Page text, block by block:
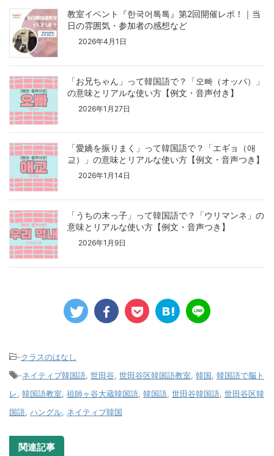
教室イベント『한국어톡톡』第2回開催レポ！｜当
日の雰囲気・参加者の感想など
2026年4月1日
「お兄ちゃん」って韓国語で？「오빠（オッパ）」
の意味とリアルな使い方【例文・音声付き】
2026年1月27日
「愛嬌を振りまく」って韓国語で？「エギョ（애
교）」の意味とリアルな使い方【例文・音声つき】
2026年1月14日
「うちの末っ子」って韓国語で？「ウリマンネ」の
意味とリアルな使い方【例文・音声つき】
2026年1月9日
-クラスのはなし
-ネイティブ韓国語 世田谷 世田谷区韓国語教室 韓国 韓国語で脳ト
レ 韓国語教室 祖師ヶ谷大蔵韓国語 韓国語 世田谷韓国語 世田谷区韓
国語 ハングル ネイティブ韓国
関連記事